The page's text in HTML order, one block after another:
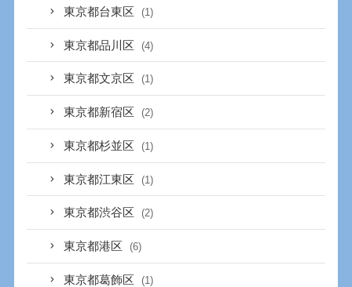
東京都台東区 (1)
東京都品川区 (4)
東京都文京区 (1)
東京都新宿区 (2)
東京都杉並区 (1)
東京都江東区 (1)
東京都渋谷区 (2)
東京都港区 (6)
東京都葛飾区 (1)